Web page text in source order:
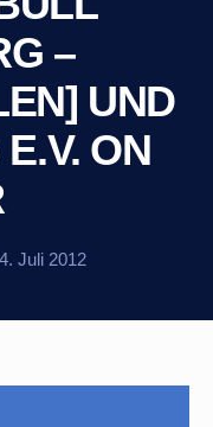
–
UND
ON
4. Juli 2012